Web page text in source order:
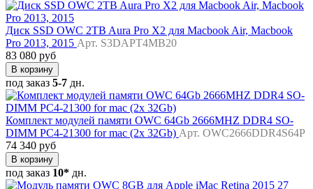
Диск SSD OWC 2TB Aura Pro X2 для Macbook Air, Macbook
Pro 2013, 2015 Арт. S3DAPT4MB20
83 080 руб
В корзину
под заказ 5-7 дн.
Комплект модулей памяти OWC 64Gb 2666MHZ DDR4 SO-
DIMM PC4-21300 for mac (2x 32Gb) Арт. OWC2666DDR4S64P
74 340 руб
В корзину
под заказ 10* дн.